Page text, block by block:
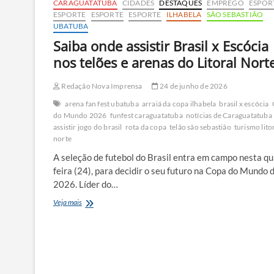
CARAGUATATUBA CIDADES DESTAQUES EMPREGO
ESPORTE
ESPORTE ESPORTE ILHABELA SÃO SEBASTIÃO
UBATUBA
Saiba onde assistir Brasil x Escócia
nos telões e arenas do Litoral
Redação Nova Imprensa
24 de junho de 2026
arena fan fest ubatuba arraiá da copa ilhabela brasil x escócia
do Mundo 2026 funfest caraguatatuba notícias de Caraguatatuba
assistir jogo do brasil rota da copa telão são sebastião turismo
norte
A seleção de futebol do Brasil entra em campo nesta
feira (24), para decidir o seu futuro na Copa do Mundo
2026. Líder do…
Veja maisSaiba